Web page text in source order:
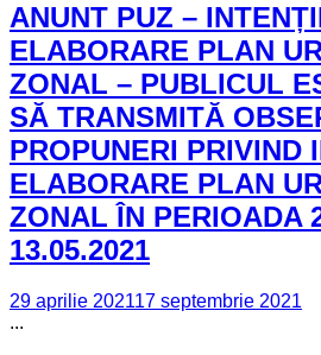
ANUNT PUZ –
ELABORARE PLAN
ZONAL – PUBLICUL
SĂ TRANSMITĂ
PROPUNERI PRIVIND
ELABORARE PLAN
ZONAL ÎN PERIOADA
13.05.2021
29 aprilie 202117 septembrie 2021
...